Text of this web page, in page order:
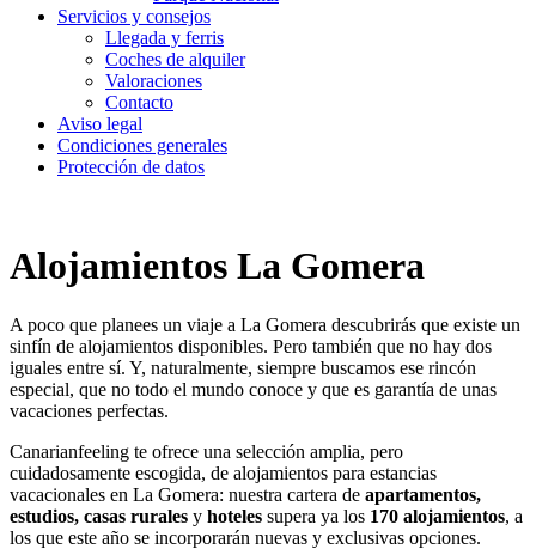
Servicios y consejos
Llegada y ferris
Coches de alquiler
Valoraciones
Contacto
Aviso legal
Condiciones generales
Protección de datos
Alojamientos La Gomera
A poco que planees un viaje a La Gomera descubrirás que existe un
sinfín de alojamientos disponibles. Pero también que no hay dos
iguales entre sí. Y, naturalmente, siempre buscamos ese rincón
especial, que no todo el mundo conoce y que es garantía de unas
vacaciones perfectas.
Canarianfeeling te ofrece una selección amplia, pero
cuidadosamente escogida, de alojamientos para estancias
vacacionales en La Gomera: nuestra cartera de apartamentos,
estudios, casas rurales y hoteles supera ya los 170 alojamientos, a
los que este año se incorporarán nuevas y exclusivas opciones.